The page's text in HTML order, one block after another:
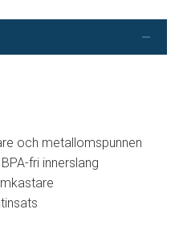
och metallomspunnen
fri innerslang